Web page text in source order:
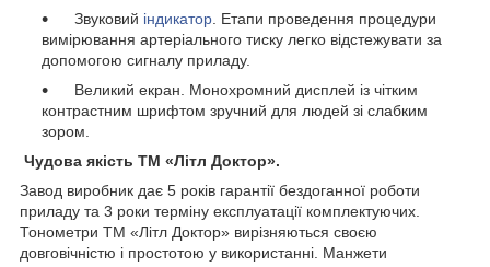
Звуковий індикатор . Етапи проведення процедури
вимірювання артеріального тиску легко відстежувати за
допомогою сигналу приладу.
Великий екран. Монохромний дисплей із чітким
контрастним шрифтом зручний для людей зі слабким
зором.
Чудова якість ТМ «Літл Доктор».
Завод виробник дає 5 років гарантії бездоганної роботи
приладу та 3 роки терміну експлуатації комплектуючих.
Тонометри ТМ «Літл Доктор» вирізняються своєю
довговічністю і простотою у використанні. Манжети